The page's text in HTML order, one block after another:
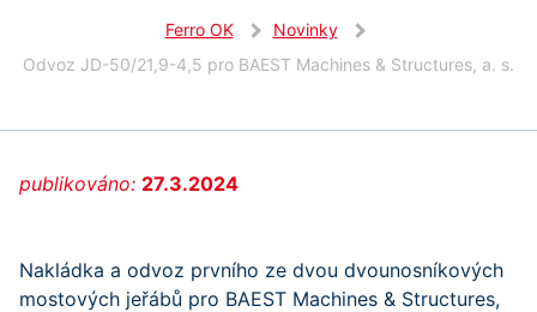
Ferro OK
Novinky
Odvoz JD-50/21,9-4,5 pro BAEST Machines & Structures, a. s.
publikováno: 27.3.2024
Nakládka a odvoz prvního ze dvou dvounosníkových
mostových jeřábů pro BAEST Machines & Structures,